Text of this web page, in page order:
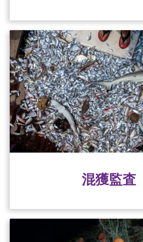
混獲監査
混獲監査
SFP監査SFP、小売業者の水産物
重大な混獲リスクを特定すると
の脅威に対処するために貴社が
明らかにします。